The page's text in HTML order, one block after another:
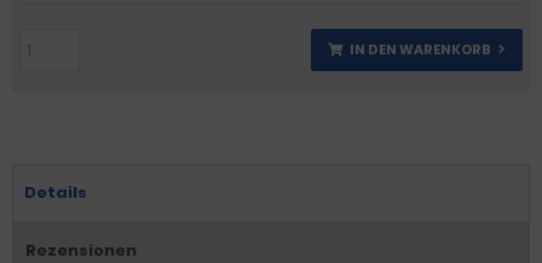
IN DEN WARENKORB
Details
Rezensionen